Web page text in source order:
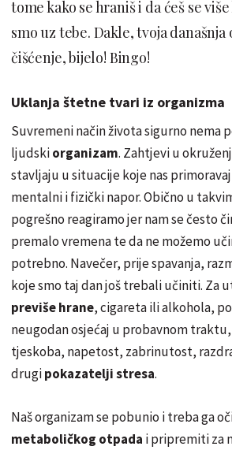
tome kako se hraniš i da ćeš se
smo uz tebe. Dakle, tvoja
čišćenje, bijelo! Bingo!
Uklanja štetne tvari iz organizma
Suvremeni način života sigurno nema
ljudskiorganizam. Zahtjevi u
stavljaju u situacije koje nas
mentalni i fizički napor. Obično u
pogrešno reagiramo jer nam se često
premalo vremena te da ne možemo
potrebno. Navečer, prije spavanja,
koje smo taj dan još trebali učiniti. Za
previše hrane, cigareta ili alkohola,
neugodan osjećaj u probavnom
tjeskoba, napetost, zabrinutost,
drugipokazatelji stresa.
Naš organizam se pobunio i treba ga
metaboličkog otpada i pripremiti za